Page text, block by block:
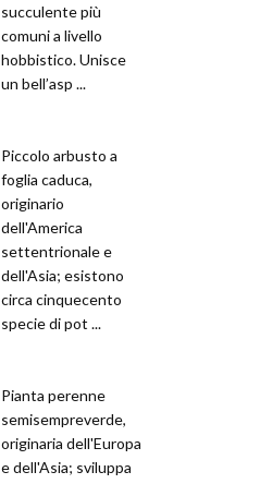
succulente più
comuni a livello
hobbistico. Unisce
un bell’asp ...
Piccolo arbusto a
foglia caduca,
originario
dell'America
settentrionale e
dell'Asia; esistono
circa cinquecento
specie di pot ...
Pianta perenne
semisempreverde,
originaria dell'Europa
e dell'Asia; sviluppa